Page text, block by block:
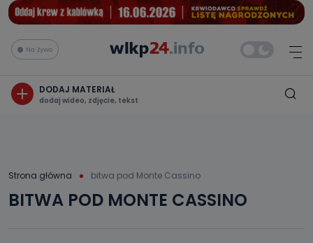
Na żywo
DODAJ MATERIAŁ
dodaj wideo, zdjęcie, tekst
Strona główna bitwa pod Monte Cassino
BITWA POD MONTE CASSINO